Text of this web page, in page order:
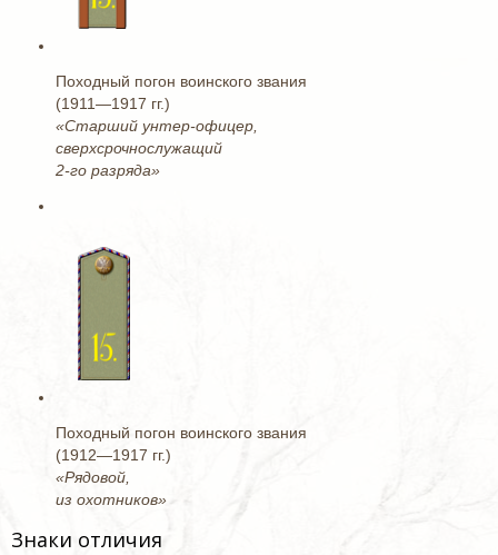
Походный погон воинского звания
(1911—1917 гг.)
«Старший унтер-офицер,
сверхсрочнослужащий
2-го разряда»
Походный погон воинского звания
(1912—1917 гг.)
«Рядовой,
из охотников»
Знаки отличия